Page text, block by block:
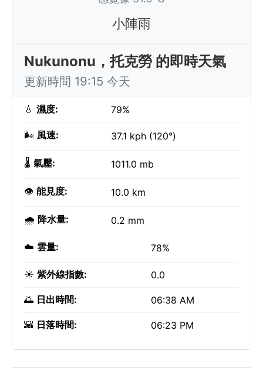
小陣雨
Nukunonu，托克勞 的即時天氣
更新時間 19:15 今天
💧 濕度: 79%
🌬️ 風速: 37.1 kph (120°)
🌡️ 氣壓: 1011.0 mb
👁️ 能見度: 10.0 km
🌧️ 降水量: 0.2 mm
☁️ 雲量: 78%
☀️ 紫外線指數: 0.0
🌅 日出時間: 06:38 AM
🌇 日落時間: 06:23 PM